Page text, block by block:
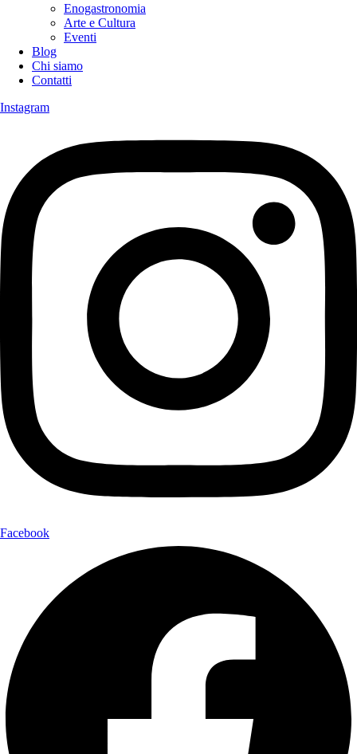
Enogastronomia
Arte e Cultura
Eventi
Blog
Chi siamo
Contatti
Instagram
Facebook